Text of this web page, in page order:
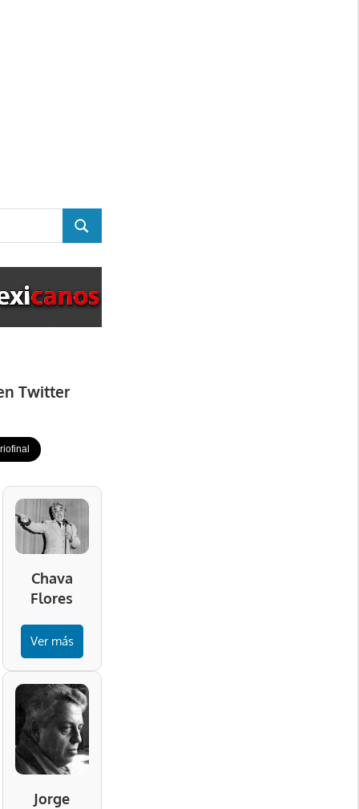
BUSCAR
Twitter
Chava
Flores
Ver más
Jorge